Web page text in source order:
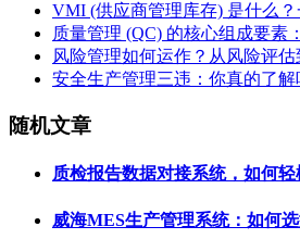
VMI (供应商管理库存) 是什么
质量管理 (QC) 的核心组成要素
风险管理如何运作？从风险评
安全生产管理三违：你真的了解
随机文章
质检报告数据对接系统，如何
威海MES生产管理系统：如何